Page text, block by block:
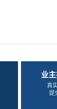
业
真
提